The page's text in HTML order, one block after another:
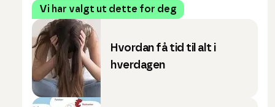
Vi har valgt ut dette for deg
Hvordan få tid til alt i
hverdagen